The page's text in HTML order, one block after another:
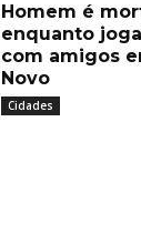
Homem é
enquanto
com amigos
Novo
Cidades